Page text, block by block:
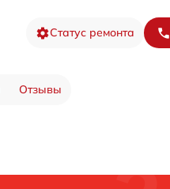
Статус ремонта
Отзывы